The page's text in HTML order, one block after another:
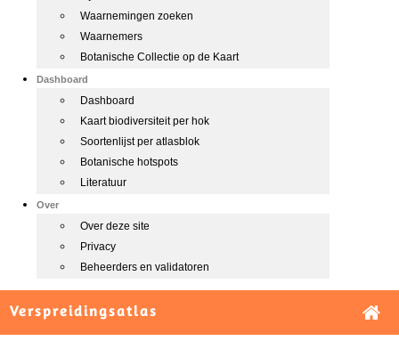
Waarnemingen zoeken
Waarnemers
Botanische Collectie op de Kaart
Dashboard
Dashboard
Kaart biodiversiteit per hok
Soortenlijst per atlasblok
Botanische hotspots
Literatuur
Over
Over deze site
Privacy
Beheerders en validatoren
Verspreidingsatlas